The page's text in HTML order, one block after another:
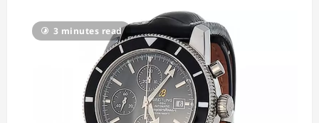
Tag
Heuer
Carrera
3 minutes read